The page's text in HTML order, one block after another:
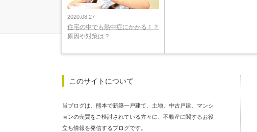
2020.08.27
住宅の中でも熱中症にかかる！？
原因や対策は？
このサイトについて
当ブログは、熊本で新築一戸建て、土地、中古戸建、マンシ
ョンの売買をご検討されている方々に、不動産に関するお役
立ち情報を発信するブログです。